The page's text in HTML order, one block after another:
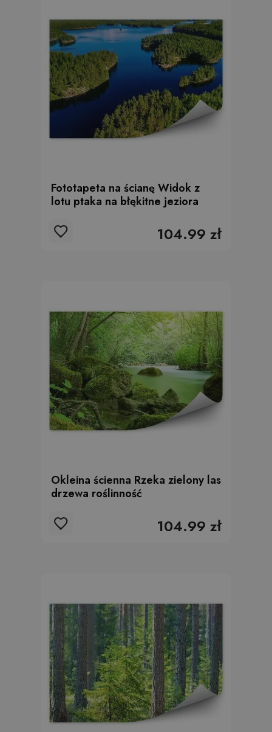
Fototapeta na ścianę Widok z
lotu ptaka na błękitne jeziora
104.99 zł
Okleina ścienna Rzeka zielony las
drzewa roślinność
104.99 zł